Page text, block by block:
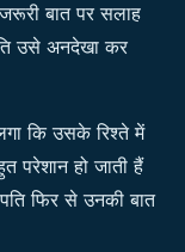
बात पर सलाह
उसे अनदेखा कर
कि उसके रिश्ते में
परेशान हो जाती हैं
फिर से उनकी बात